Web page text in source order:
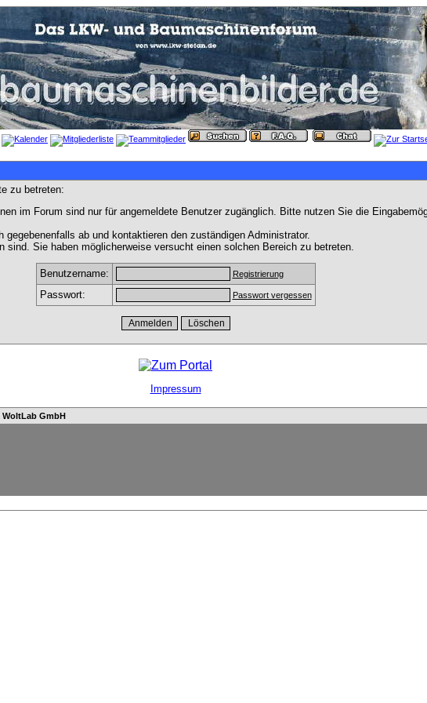
zu betreten:
im Forum sind nur für angemeldete Benutzer zugänglich. Bitte nutzen Sie die
ab und kontaktieren den zuständigen Administrator.
Sie haben möglicherweise versucht einen solchen Bereich zu betreten.
Benutzername: Registrierung
Passwort: Passwort vergessen
Impressum
WoltLab GmbH